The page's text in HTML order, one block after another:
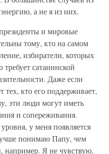
а не я из них.
и мировые
тому, кто на самом
избиратели, которых
сатанинской
Даже если
тех, кто его поддерживает,
эти люди могут иметь
и сопереживания.
у меня появляется
понимаю Папу, чем
например. Я не чувствую,